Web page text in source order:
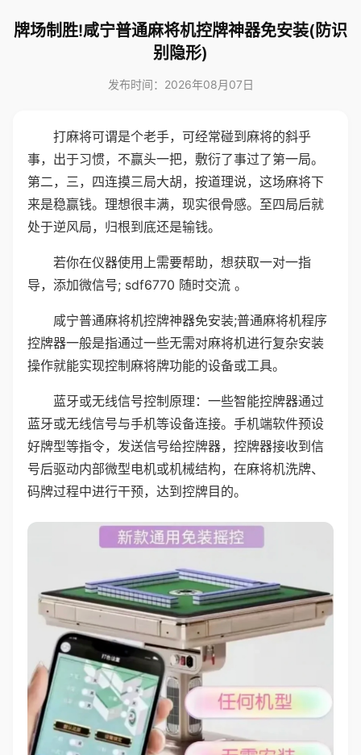
牌场制胜!咸宁普通麻将机控牌神器免安装(防识
别隐形)
发布时间：2026年08月07日
打麻将可谓是个老手，可经常碰到麻将的斜乎
事，出于习惯，不赢头一把，敷衍了事过了第一局。
第二，三，四连摸三局大胡，按道理说，这场麻将下
来是稳赢钱。理想很丰满，现实很骨感。至四局后就
处于逆风局，归根到底还是输钱。
若你在仪器使用上需要帮助，想获取一对一指
导，添加微信号; sdf6770 随时交流 。
咸宁普通麻将机控牌神器免安装;普通麻将机程序
控牌器一般是指通过一些无需对麻将机进行复杂安装
操作就能实现控制麻将牌功能的设备或工具。
蓝牙或无线信号控制原理：一些智能控牌器通过
蓝牙或无线信号与手机等设备连接。手机端软件预设
好牌型等指令，发送信号给控牌器，控牌器接收到信
号后驱动内部微型电机或机械结构，在麻将机洗牌、
码牌过程中进行干预，达到控牌目的。